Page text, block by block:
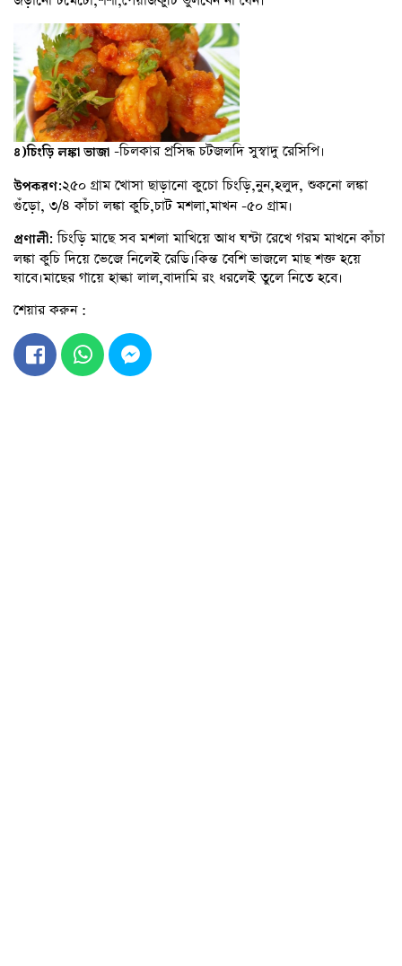
৪)চিংড়ি লঙ্কা ভাজা -চিলকার প্রসিদ্ধ চটজলদি সুস্বাদু রেসিপি।
উপকরণ:২৫০ গ্রাম খোসা ছাড়ানো কুচো চিংড়ি,নুন,হলুদ, শুকনো লঙ্কা
গুঁড়ো, ৩/৪ কাঁচা লঙ্কা কুচি,চাট মশলা,মাখন -৫০ গ্রাম।
প্রণালী: চিংড়ি মাছে সব মশলা মাখিয়ে আধ ঘন্টা রেখে গরম মাখনে কাঁচা
লঙ্কা কুচি দিয়ে ভেজে নিলেই রেডি।কিন্ত বেশি ভাজলে মাছ শক্ত হয়ে
যাবে।মাছের গায়ে হাল্কা লাল,বাদামি রং ধরলেই তুলে নিতে হবে।
শেয়ার করুন :